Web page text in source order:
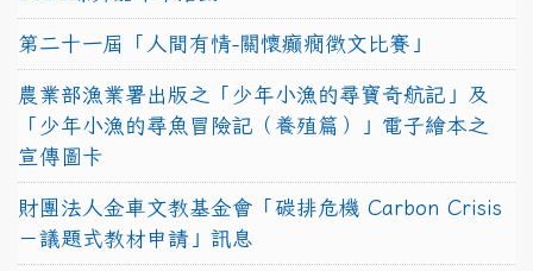
第二十一屆「人間有情-關懷癲癇徵文比賽」
農業部漁業署出版之「少年小漁的尋寶奇航記」及
「少年小漁的尋魚冒險記（養殖篇）」電子繪本之
宣傳圖卡
財團法人金車文教基金會「碳排危機 Carbon Crisis
－議題式教材申請」訊息